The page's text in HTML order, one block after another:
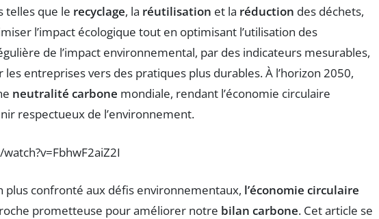
telles que le recyclage, la réutilisation et la réduction des déchets,
l’impact écologique tout en optimisant l’utilisation des
de l’impact environnemental, par des indicateurs mesurables,
entreprises vers des pratiques plus durables. À l’horizon 2050,
neutralité carbone mondiale, rendant l’économie circulaire
respectueux de l’environnement.
plus confronté aux défis environnementaux, l’économie circulaire
prometteuse pour améliorer notre bilan carbone. Cet article se